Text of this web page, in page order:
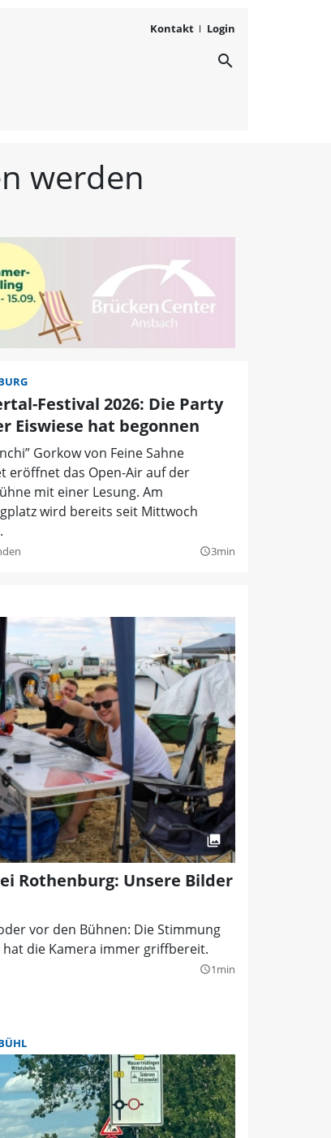
Kontakt Login
aus search
werden
Festival 2026: Die Party
Eiswiese hat begonnen
Gorkow von Feine Sahne
eröffnet das Open-Air auf der
mit einer Lesung. Am
wird bereits seit Mittwoch
query_builder3min
Rothenburg: Unsere Bilder
vor den Bühnen: Die Stimmung
die Kamera immer griffbereit.
query_builder1min